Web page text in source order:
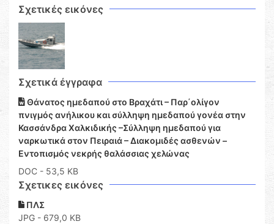
Σχετικές εικόνες
Σχετικά έγγραφα
Θάνατος ημεδαπού στο Βραχάτι – Παρ΄ολίγον
πνιγμός ανήλικου και σύλληψη ημεδαπού γονέα στην
Κασσάνδρα Χαλκιδικής –Σύλληψη ημεδαπού για
ναρκωτικά στον Πειραιά – Διακομιδές ασθενών –
Εντοπισμός νεκρής θαλάσσιας χελώνας
DOC - 53,5 KB
Σχετικες εικόνες
ΠΛΣ
JPG - 679,0 KB